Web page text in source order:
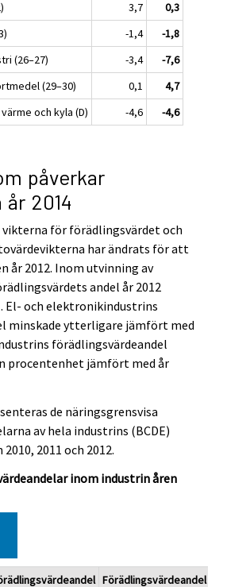
3,7
0,3
-1,4
-1,8
(26–27)
-3,4
-7,6
(29–30)
0,1
4,7
och kyla (D)
-4,6 -4,6
påverkar
2014
vikterna för förädlingsvärdet och
har ändrats för att
år 2012. Inom utvinning av
andel år 2012
El- och elektronikindustrins
minskade ytterligare jämfört med
förädlingsvärdeandel
procentenhet jämfört med år
de näringsgrensvisa
av hela industrins (BCDE)
2011 och 2012.
inom industrin åren
Förädlingsvärdeandel